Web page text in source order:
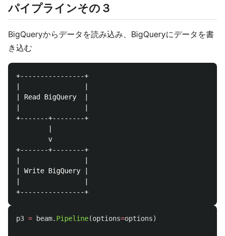
パイプラインその３
BigQueryからデータを読み込み、BigQueryにデータを書
き込む
+----------------+
| Read BigQuery  |
+-------+--------+
        v
+-------+--------+
| Write BigQuery |
p3 = beam. Pipeline(options=options)